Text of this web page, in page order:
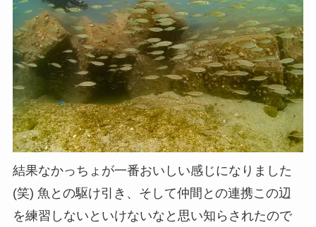
結果なかっちょが一番おいしい感じになりました
(笑) 魚との駆け引き、そして仲間との連携この辺
を練習しないといけないなと思い知らされたので